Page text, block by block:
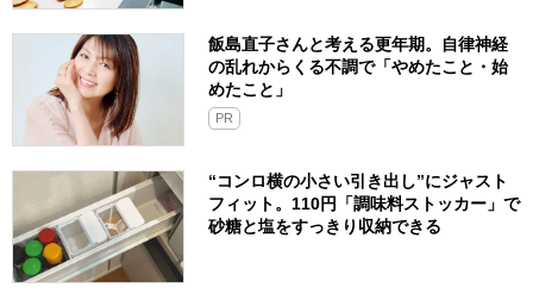
飯島直子さんと考える更年期。自律神経
の乱れからくる不調で「やめたこと・始
めたこと」
PR
“コンロ横の小さい引き出し”にジャスト
フィット。110円「調味料ストッカー」で
砂糖と塩をすっきり収納できる